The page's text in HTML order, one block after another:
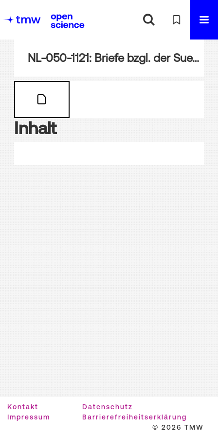
NL-050-1121: Briefe bzgl. der Suezkanal-Angelegenheit
Inhalt
Kontakt
Datenschutz
Impressum
Barrierefreiheitserklärung
© 2026 TMW